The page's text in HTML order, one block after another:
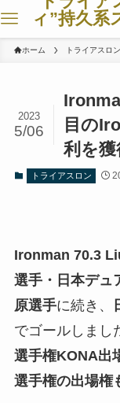
ィ”持久系
ホーム トライアスロン
目の
利を獲
2023
5/06
トライアスロン
Ironman 70.3
選手・日本デュ
原選手に続き、
でゴールしまし
選手権KONA出
選手権の出場権